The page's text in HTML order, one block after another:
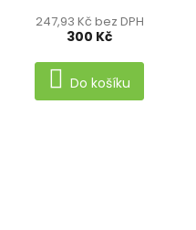
247,93 Kč bez DPH
300 Kč
Do košíku